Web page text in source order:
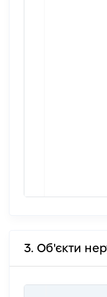
3. Об'єкти